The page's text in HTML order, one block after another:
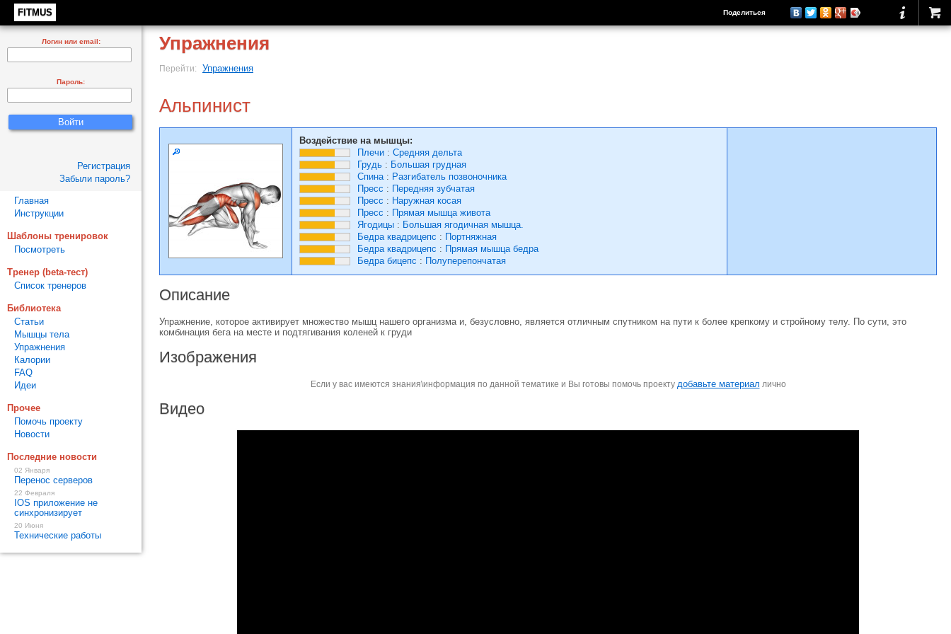
FITMUS Поделиться
Упражнения
Перейти: Упражнения
Альпинист
Воздействие на мышцы:
Плечи : Средняя дельта
Грудь : Большая грудная
Спина: Разгибатель позвоночника
Пресс : Передняя зубчатая
Пресс : Наружная косая
Пресс : Прямая мышца живота
Ягодицы : Большая ягодичная мышца.
Бедра квадрицепс : Портняжная
Бедра квадрицепс : Прямая мышца бедра
Бедра бицепс : Полуперепончатая
Описание
Упражнение, которое активирует множество мышц нашего организма и, безусловно, является отличным спутником на пути к более крепкому и стройному телу. По сути, это
комбинация бега на месте и подтягивания коленей к груди
Изображения
Если у вас имеются знания\информация по данной тематике и Вы готовы помочь проекту добавьте материал лично
Видео
Логин или email:
Пароль:
Регистрация
Забыли пароль?
Главная
Инструкции
Шаблоны тренировок
Посмотреть
Тренер (beta-тест)
Список тренеров
Библиотека
Статьи
Мышцы тела
Упражнения
Калории
FAQ
Идеи
Прочее
Помочь проекту
Новости
Последние новости
02 Января
Перенос серверов
22 Февраля
IOS приложение не
синхронизирует
20 Июня
Технические работы